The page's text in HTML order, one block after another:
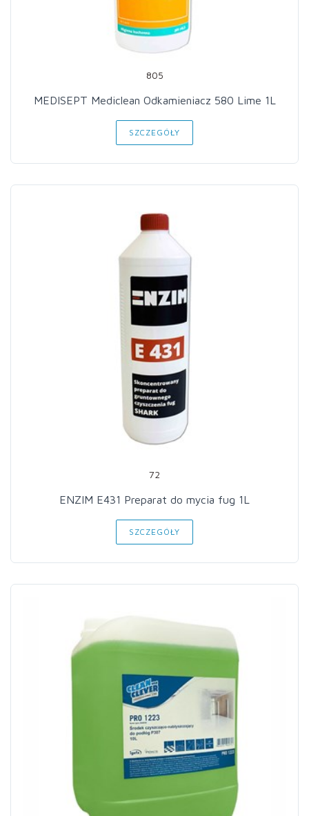
805
MEDISEPT Mediclean Odkamieniacz 580 Lime 1L
SZCZEGÓŁY
72
ENZIM E431 Preparat do mycia fug 1L
SZCZEGÓŁY